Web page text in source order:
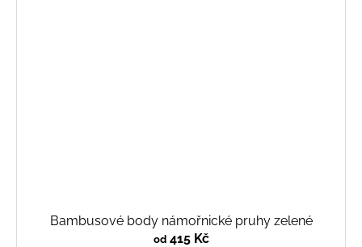
Bambusové body námořnické pruhy zelené
od415 Kč